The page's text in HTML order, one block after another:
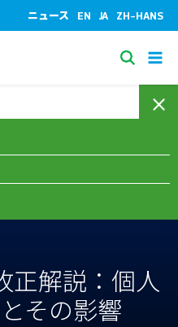
ニュース EN JA ZH-HANS
S
c
令和7年度税制改正解説：個人所
正解説：個人
その影響